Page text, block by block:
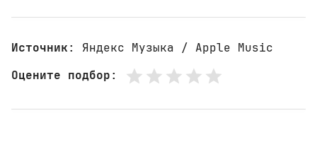
Источник: Яндекс Музыка / Apple Music
Оцените подбор: